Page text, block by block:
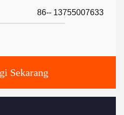
86-- 13755007633
Sekarang